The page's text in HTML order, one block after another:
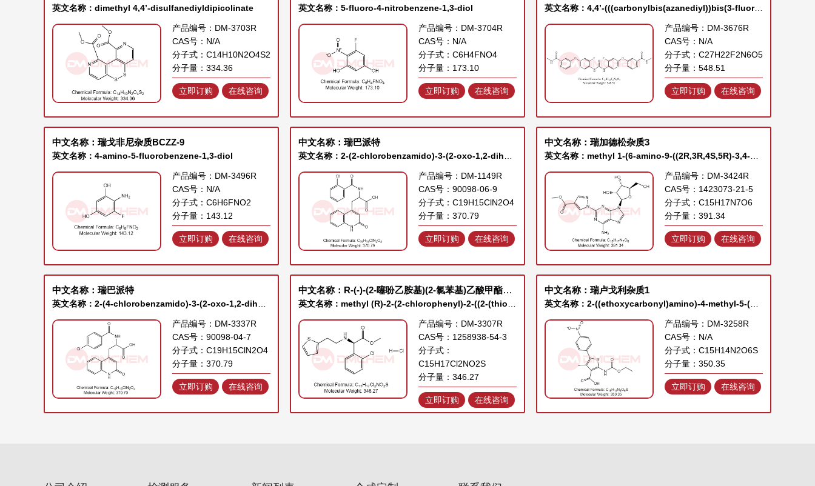
英文名称：dimethyl 4,4’-disulfanediyldipicolinate
产品编号：DM-3703R
CAS号：N/A
分子式：C14H10N2O4S2
分子量：334.36
立即订购 在线咨询
英文名称：5-fluoro-4-nitrobenzene-1,3-diol
产品编号：DM-3704R
CAS号：N/A
分子式：C6H4FNO4
分子量：173.10
立即订购 在线咨询
英文名称：4,4’-(((carbonylbis(azanediyl))bis(3-fluoro-4,1-phenylene))bis(oxy))bis(N-methylpicolinamide)
产品编号：DM-3676R
CAS号：N/A
分子式：C27H22F2N6O5
分子量：548.51
立即订购 在线咨询
中文名称：瑞戈非尼杂质BCZZ-9
英文名称：4-amino-5-fluorobenzene-1,3-diol
产品编号：DM-3496R
CAS号：N/A
分子式：C6H6FNO2
分子量：143.12
立即订购 在线咨询
中文名称：瑞巴派特
产品编号：DM-1149R
CAS号：90098-06-9
分子式：C19H15ClN2O4
分子量：370.79
立即订购 在线咨询
中文名称：瑞加德松杂质3
产品编号：DM-3424R
CAS号：1423073-21-5
分子式：C15H17N7O6
分子量：391.34
立即订购 在线咨询
中文名称：瑞巴派特
产品编号：DM-3337R
CAS号：90098-04-7
分子式：C19H15ClN2O4
分子量：370.79
立即订购 在线咨询
中文名称：R-(-)-(2-噻吩乙胺基)(2-氯苯基)乙酸甲酯盐酸盐
产品编号：DM-3307R
CAS号：1258938-54-3
分子式：
C15H17Cl2NO2S
分子量：346.27
立即订购 在线咨询
中文名称：瑞卢戈利杂质1
产品编号：DM-3258R
CAS号：N/A
分子式：C15H14N2O6S
分子量：350.35
立即订购 在线咨询